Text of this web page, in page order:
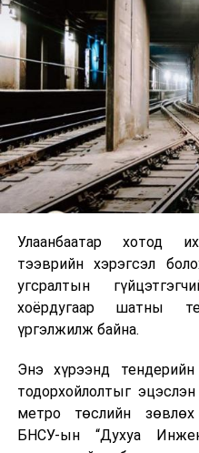
Улаанбаатар хотод
тээврийн хэрэгсэл
угсралтын
хоёрдугаар шатны
үргэлжилж байна.
Энэ хүрээнд
тодорхойлолтыг
метро төслийн зөвлөх
БНСУ-ын “Духуа